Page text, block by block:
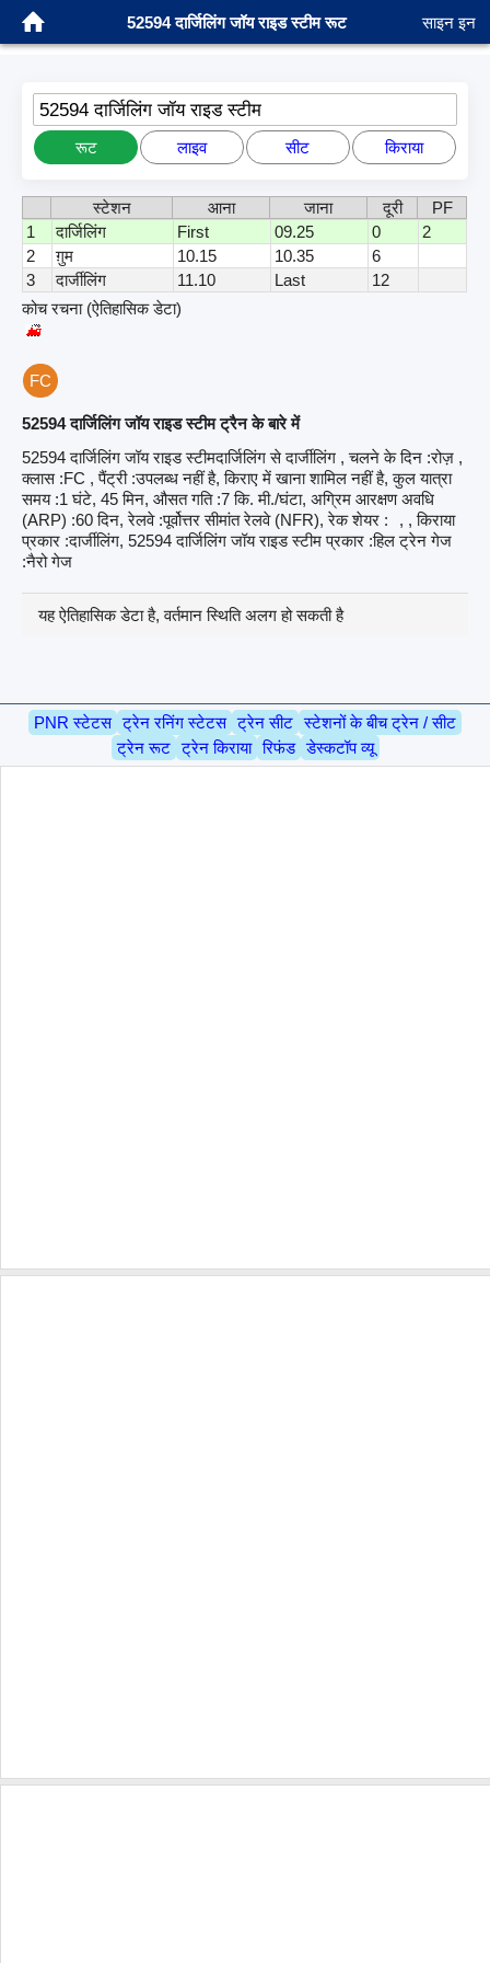
52594 दार्जिलिंग जॉय राइड स्टीम रूट साइन इन
52594 दार्जिलिंग जॉय राइड स्टीम
रूट लाइव सीट किराया
स्टेशन आना जाना दूरी
PF
1
दार्जिलिंग First 09.25 0
2
2
ग़ुम 10.15 10.35
6
3
दार्जीलिंग 11.10 Last
12
कोच रचना (ऐतिहासिक डेटा)
FC
52594 दार्जिलिंग जॉय राइड स्टीम ट्रैन के बारे में
52594 दार्जिलिंग जॉय राइड स्टीमदार्जिलिंग से दार्जीलिंग , चलने के दिन :रोज़ ,
क्लास :FC , पैंट्री :उपलब्ध नहीं है, किराए में खाना शामिल नहीं है, कुल यात्रा
समय :1 घंटे, 45 मिन, औसत गति :7 कि. मी./घंटा, अग्रिम आरक्षण अवधि
(ARP) :60 दिन, रेलवे :पूर्वोत्तर सीमांत रेलवे (NFR), रेक शेयर :
, , किराया
प्रकार :दार्जीलिंग, 52594 दार्जिलिंग जॉय राइड स्टीम प्रकार :हिल ट्रेन गेज
:नैरो गेज
यह ऐतिहासिक डेटा है, वर्तमान स्थिति अलग हो सकती है
PNR स्टेटस ट्रेन रनिंग स्टेटस ट्रेन सीट स्टेशनों के बीच ट्रेन / सीट
ट्रेन रूट ट्रेन किराया रिफंड डेस्कटॉप व्यू